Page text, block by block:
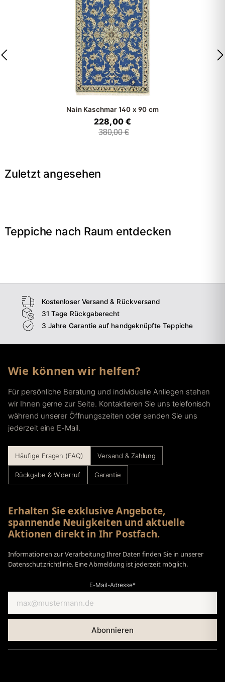
Nain Kaschmar 140 x 90 cm
228,00 €
380,00 €
Zuletzt angesehen
Teppiche nach Raum entdecken
Wohnzimmer
Kostenloser Versand & Rückversand
31 Tage Rückgaberecht
3 Jahre Garantie auf handgeknüpfte Teppiche
Wie können wir helfen?
Für persönliche Beratung und individuelle Anliegen stehen
wir Ihnen gerne zur Seite. Kontaktieren Sie uns telefonisch
während unserer Öffnungszeiten oder senden Sie uns
jederzeit eine E-Mail.
Häufige Fragen (FAQ) Versand & Zahlung
Rückgabe & Widerruf Garantie
Erhalten Sie exklusive Angebote,
spannende Neuigkeiten und aktuelle
Aktionen direkt in Ihr Postfach.
Informationen zur Verarbeitung Ihrer Daten finden Sie in unserer
Datenschutzrichtlinie. Eine Abmeldung ist jederzeit möglich.
E-Mail-Adresse*